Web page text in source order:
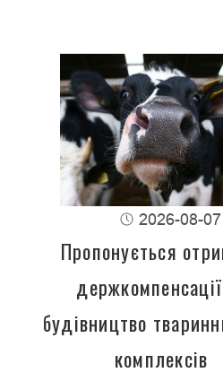
2026-08-07
Пропонується
будівництво
комплексів